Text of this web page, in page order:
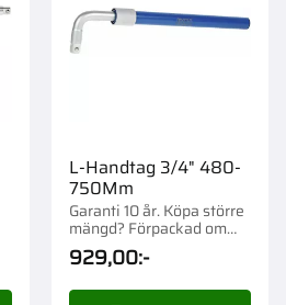
L-Handtag 3/4" 480-
750Mm
Garanti 10 år. Köpa större
mängd? Förpackad om
1/2/6 st.
929,00:-